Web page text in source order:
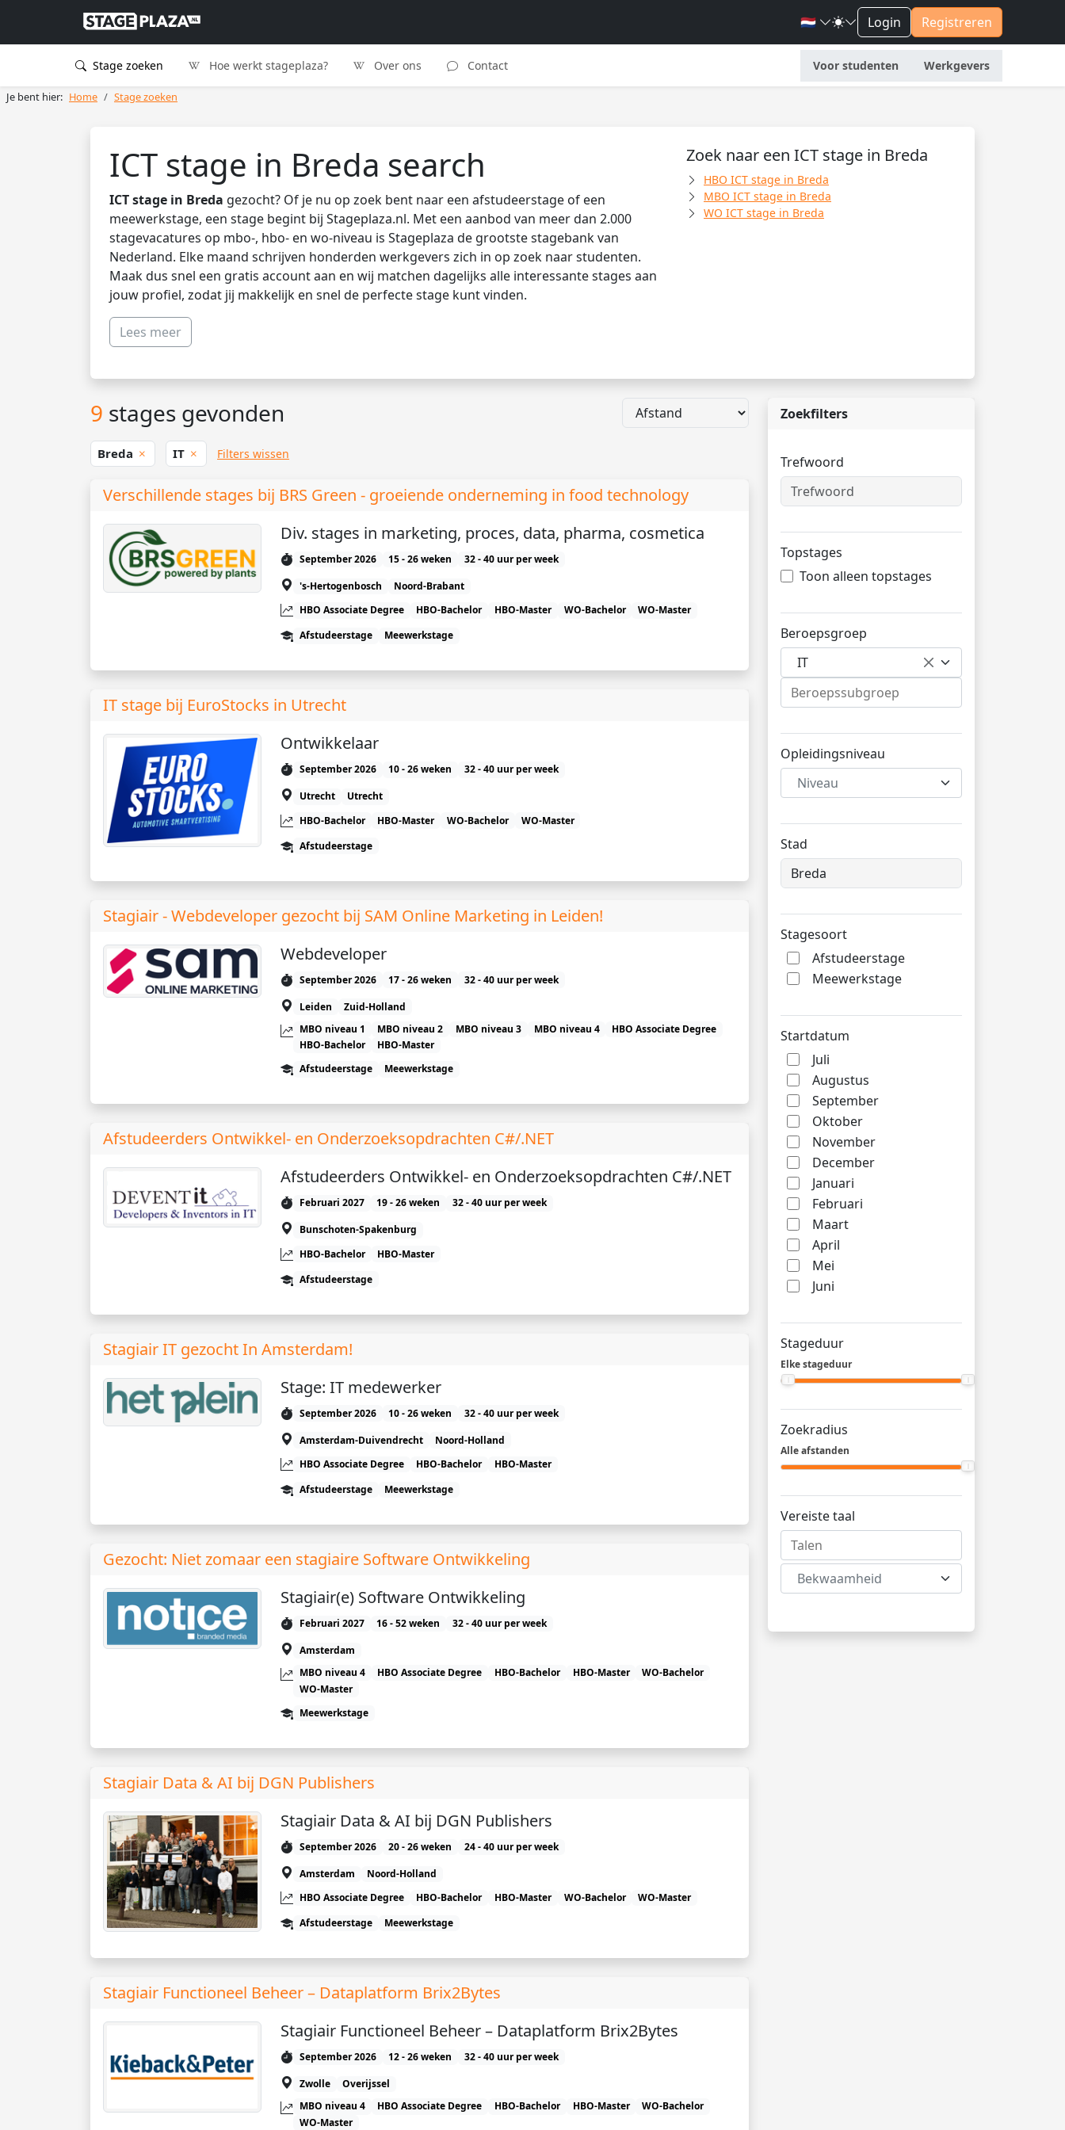
🇳🇱 Login Registreren
Stage zoeken Hoe werkt stageplaza? Over ons Contact Voor studenten Werkgevers
Je bent hier: Home Stage zoeken
ICT stage in Breda search
ICT stage in Breda gezocht? Of je nu op zoek bent naar een afstudeerstage of een
meewerkstage, een stage begint bij Stageplaza.nl. Met een aanbod van meer dan 2.000
stagevacatures op mbo-, hbo- en wo-niveau is Stageplaza de grootste stagebank van
Nederland. Elke maand schrijven honderden werkgevers zich in op zoek naar studenten.
Maak dus snel een gratis account aan en wij matchen dagelijks alle interessante stages aan
jouw profiel, zodat jij makkelijk en snel de perfecte stage kunt vinden.
Lees meer
Zoek naar een ICT stage in Breda
HBO ICT stage in Breda
MBO ICT stage in Breda
WO ICT stage in Breda
Zoekfilters
Trefwoord
Topstages
Toon alleen topstages
Beroepsgroep
IT
Opleidingsniveau
Niveau
Stad
Stagesoort
Afstudeerstage
Meewerkstage
Startdatum
Juli
Augustus
September
Oktober
November
December
Januari
Februari
Maart
April
Mei
Juni
Stageduur
Elke stageduur
Zoekradius
Alle afstanden
Vereiste taal
Bekwaamheid
9 stages gevonden
Breda IT Filters wissen
Verschillende stages bij BRS Green - groeiende onderneming in food technology
Div. stages in marketing, proces, data, pharma, cosmetica
September 2026 15 - 26 weken
32 - 40 uur per week
's-Hertogenbosch
Noord-Brabant
HBO Associate Degree
HBO-Bachelor HBO-Master WO-Bachelor
WO-Master
Afstudeerstage
Meewerkstage
IT stage bij EuroStocks in Utrecht
Ontwikkelaar
September 2026 10 - 26 weken
32 - 40 uur per week
Utrecht
Utrecht
HBO-Bachelor
HBO-Master WO-Bachelor
WO-Master
Afstudeerstage
Stagiair - Webdeveloper gezocht bij SAM Online Marketing in Leiden!
Webdeveloper
September 2026 17 - 26 weken
32 - 40 uur per week
Leiden
Zuid-Holland
MBO niveau 1
MBO niveau 2 MBO niveau 3 MBO niveau 4
HBO Associate Degree
HBO-Bachelor
HBO-Master
Afstudeerstage
Meewerkstage
Afstudeerders Ontwikkel- en Onderzoeksopdrachten C#/.NET
Afstudeerders Ontwikkel- en Onderzoeksopdrachten C#/.NET
Februari 2027 19 - 26 weken
32 - 40 uur per week
Bunschoten-Spakenburg
HBO-Bachelor
HBO-Master
Afstudeerstage
Stagiair IT gezocht In Amsterdam!
Stage: IT medewerker
September 2026 10 - 26 weken
32 - 40 uur per week
Amsterdam-Duivendrecht
Noord-Holland
HBO Associate Degree
HBO-Bachelor
HBO-Master
Afstudeerstage
Meewerkstage
Gezocht: Niet zomaar een stagiaire Software Ontwikkeling
Stagiair(e) Software Ontwikkeling
Februari 2027 16 - 52 weken
32 - 40 uur per week
Amsterdam
MBO niveau 4
HBO Associate Degree HBO-Bachelor HBO-Master
WO-Bachelor
WO-Master
Meewerkstage
Stagiair Data & AI bij DGN Publishers
Stagiair Data & AI bij DGN Publishers
September 2026 20 - 26 weken
24 - 40 uur per week
Amsterdam
Noord-Holland
HBO Associate Degree
HBO-Bachelor HBO-Master WO-Bachelor
WO-Master
Afstudeerstage
Meewerkstage
Stagiair Functioneel Beheer – Dataplatform Brix2Bytes
Stagiair Functioneel Beheer – Dataplatform Brix2Bytes
September 2026 12 - 26 weken
32 - 40 uur per week
Zwolle
Overijssel
MBO niveau 4
HBO Associate Degree HBO-Bachelor HBO-Master
WO-Bachelor
WO-Master